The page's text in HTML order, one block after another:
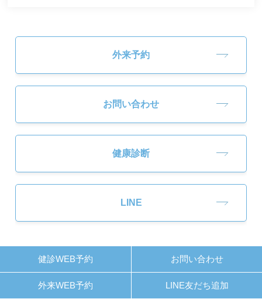
健診WEB予約 お問い合わせ
外来WEB予約 LINE友だち追加
外来予約
お問い合わせ
健康診断
LINE
外来診療